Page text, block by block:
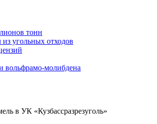
тонн
угольных отходов
вольфрамо-молибдена
в УК «Кузбассразрезуголь»